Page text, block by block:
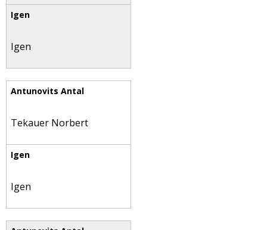
Igen
Tekauer Norbert
Igen